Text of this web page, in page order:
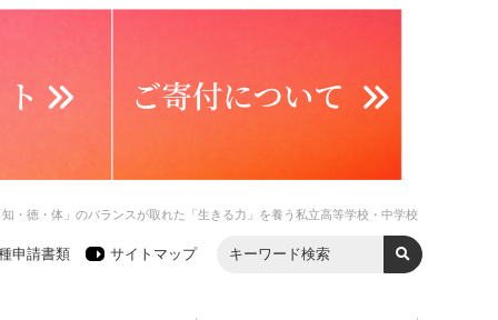
・徳・体」のバランスが取れた「生きる力」を養う私立高等学校・中学校
申請書類 サイトマップ